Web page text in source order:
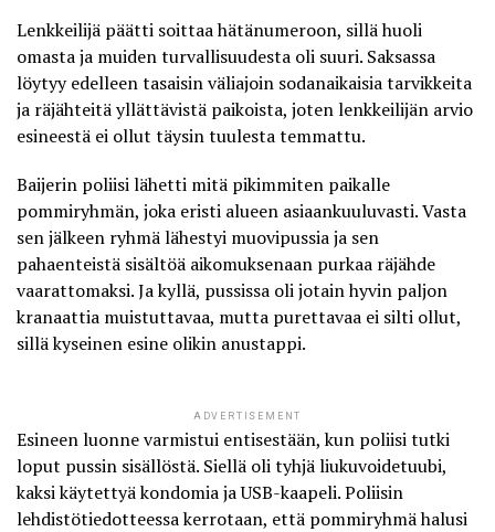
Lenkkeilijä päätti soittaa hätänumeroon, sillä huoli
omasta ja muiden turvallisuudesta oli suuri. Saksassa
löytyy edelleen tasaisin väliajoin sodanaikaisia tarvikkeita
ja räjähteitä yllättävistä paikoista, joten lenkkeilijän arvio
esineestä ei ollut täysin tuulesta temmattu.
Baijerin poliisi lähetti mitä pikimmiten paikalle
pommiryhmän, joka eristi alueen asiaankuuluvasti. Vasta
sen jälkeen ryhmä lähestyi muovipussia ja sen
pahaenteistä sisältöä aikomuksenaan purkaa räjähde
vaarattomaksi. Ja kyllä, pussissa oli jotain hyvin paljon
kranaattia muistuttavaa, mutta purettavaa ei silti ollut,
silläkyseinen esine olikin anustappi.
ADVERTISEMENT
Esineen luonne varmistui entisestään, kun poliisi tutki
loput pussin sisällöstä. Siellä oli tyhjä liukuvoidetuubi,
kaksi käytettyä kondomia ja USB-kaapeli. Poliisin
lehdistötiedotteessa kerrotaan, että pommiryhmä halusi